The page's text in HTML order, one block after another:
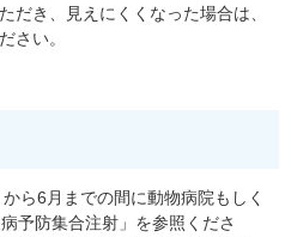
だき、見えにくくなった場合は、
さい。
ら6月までの間に動物病院もしく
予防集合注射」を参照くださ